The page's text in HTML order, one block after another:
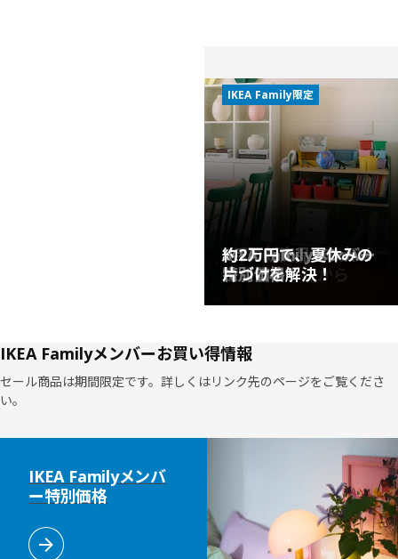
お買い得やイベント
情報はこちらから
動画を一時停止
3人が屋外で談笑している。
IKEA Familyメン
バー限定、1万円
以上のお買い物
で10%off！
8/16(日)まで
New
7月の新商品550点以
上が登場！
IKEA Family限定
IKEA Familyメンバー
特別価格
約2万円で、夏休みの
片づけを解決！
IKEA Familyメンバーお買い得情報
セール商品は期間限定です。詳しくはリンク先のページをご覧くださ
い。
IKEA Familyメンバ
ー特別価格